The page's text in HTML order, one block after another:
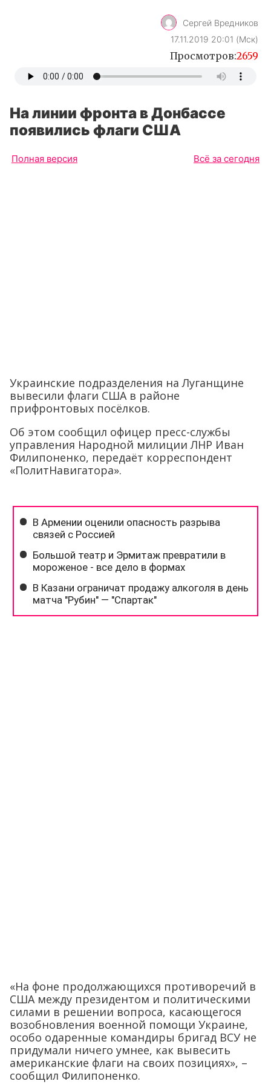
Сергей Вредников
17.11.2019 20:01 (Мск)
Просмотров:2659
На линии фронта в Донбассе
появились флаги США
Полная версия Всё за сегодня
Украинские подразделения на Луганщине
вывесили флаги США в районе
прифронтовых посёлков.
Об этом сообщил офицер пресс-службы
управления Народной милиции ЛНР Иван
Филипоненко, передаёт корреспондент
«ПолитНавигатора».
«На фоне продолжающихся противоречий в
США между президентом и политическими
силами в решении вопроса, касающегося
возобновления военной помощи Украине,
особо одаренные командиры бригад ВСУ не
придумали ничего умнее, как вывесить
американские флаги на своих позициях», –
сообщил Филипоненко.